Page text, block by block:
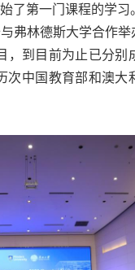
了第一门课程的学习
弗林德斯大学合作
到目前为止已分别
次中国教育部和澳